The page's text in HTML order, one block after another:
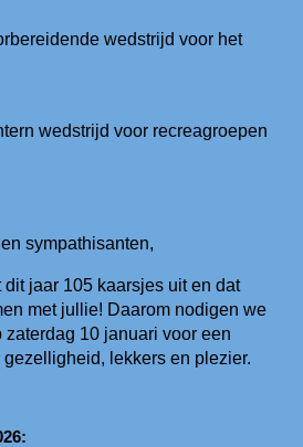
wedstrijd voor het
wedstrijd voor recreagroepen
sympathisanten,
jaar 105 kaarsjes uit en dat
met jullie! Daarom nodigen we
10 januari voor een
lekkers en plezier.